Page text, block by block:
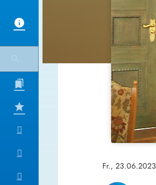
Fr., 23.06.2023